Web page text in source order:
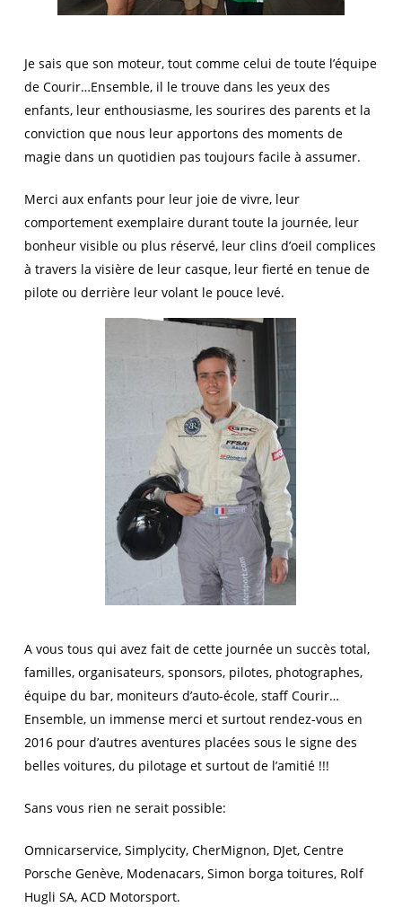
Je sais que son moteur, tout comme celui de toute l’équipe
de Courir…Ensemble, il le trouve dans les yeux des
enfants, leur enthousiasme, les sourires des parents et la
conviction que nous leur apportons des moments de
magie dans un quotidien pas toujours facile à assumer.
Merci aux enfants pour leur joie de vivre, leur
comportement exemplaire durant toute la journée, leur
bonheur visible ou plus réservé, leur clins d’oeil complices
à travers la visière de leur casque, leur fierté en tenue de
pilote ou derrière leur volant le pouce levé.
A vous tous qui avez fait de cette journée un succès total,
familles, organisateurs, sponsors, pilotes, photographes,
équipe du bar, moniteurs d’auto-école, staff Courir…
Ensemble, un immense merci et surtout rendez-vous en
2016 pour d’autres aventures placées sous le signe des
belles voitures, du pilotage et surtout de l’amitié !!!
Sans vous rien ne serait possible:
Omnicarservice, Simplycity, CherMignon, DJet, Centre
Porsche Genève, Modenacars, Simon borga toitures, Rolf
Hugli SA, ACD Motorsport.